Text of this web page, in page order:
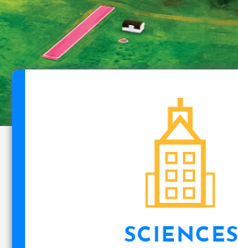
SCIENCES